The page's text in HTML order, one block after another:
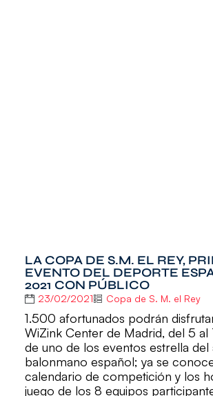
LA COPA DE S.M. EL REY,
EVENTO DEL DEPORTE
2021 CON PÚBLICO
23/02/2021 Copa de S. M. el Rey
1.500 afortunados podrán
WiZink Center de Madrid, del 5 al
de uno de los eventos estrella del
balonmano español; ya se
calendario de competición y los
juego de los 8 equipos